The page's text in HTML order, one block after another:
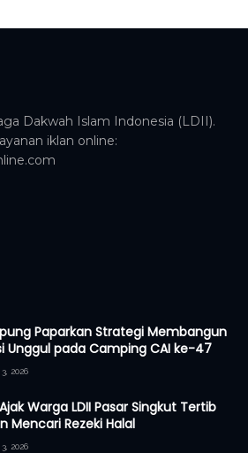
Dakwah Islam Indonesia (LDII).
iklan online:
Paparkan Strategi Membangun
Unggul pada Camping CAI ke-47
2026
Warga LDII Pasar Singkut Tertib
Mencari Rezeki Halal
2026